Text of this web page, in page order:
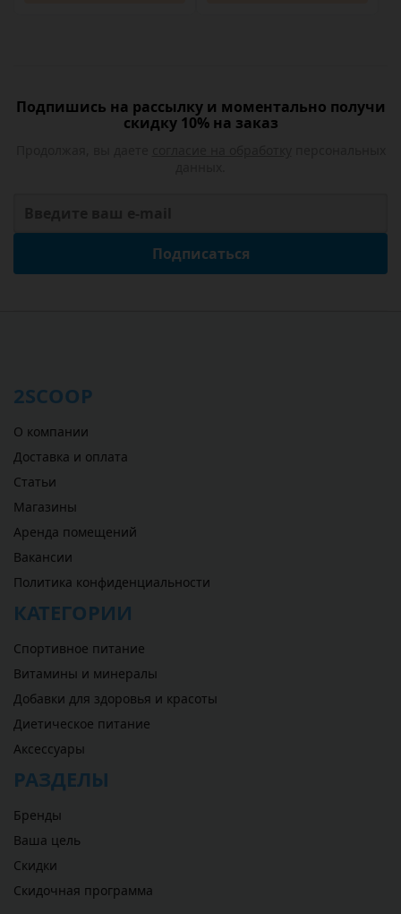
Подпишись на рассылку и моментально получи
скидку 10% на заказ
Подписаться
2SCOOP
О компании
Доставка и оплата
Статьи
Магазины
Аренда помещений
Вакансии
Политика конфиденциальности
КАТЕГОРИИ
Спортивное питание
Витамины и минералы
Добавки для здоровья и красоты
Диетическое питание
Аксессуары
РАЗДЕЛЫ
Бренды
Ваша цель
Скидки
Скидочная программа